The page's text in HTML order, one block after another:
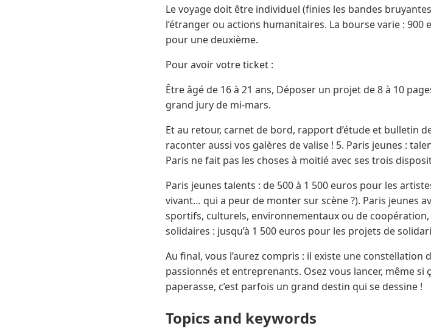
Le voyage doit être individuel (finies les bandes
l’étranger ou actions humanitaires. La bourse varie :
pour une deuxième.
Pour avoir votre ticket :
Être âgé de 16 à 21 ans, Déposer un projet de 8 à 10
grand jury de mi-mars.
Et au retour, carnet de bord, rapport d’étude et bulletin
raconter aussi vos galères de valise ! 5. Paris jeunes :
Paris ne fait pas les choses à moitié avec ses trois
Paris jeunes talents : de 500 à 1 500 euros pour les
vivant… qui a peur de monter sur scène ?). Paris jeunes
sportifs, culturels, environnementaux ou de coopération,
solidaires : jusqu’à 1 500 euros pour les projets de
Au final, vous l’aurez compris : il existe une
passionnés et entreprenants. Osez vous lancer, même
paperasse, c’est parfois un grand destin qui se dessine !
Topics and keywords